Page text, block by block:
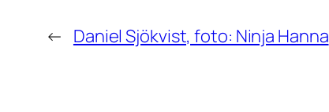
← Daniel Sjökvist, foto: Ninja Hanna